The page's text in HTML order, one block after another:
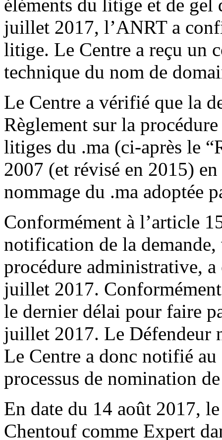
éléments du litige et de
juillet 2017, l’ANRT a
litige. Le Centre a reçu un
technique du nom de
Le Centre a vérifié que la
Règlement sur la
litiges du .ma (ci-après le
2007 (et révisé en 2015)
nommage du .ma adoptée
Conformément à l’article
notification de la
procédure administrative, a
juillet 2017.
le dernier délai pour faire
juillet 2017. Le Défendeur
Le Centre a donc notifié
processus de nomination
En date du 14 août 2017,
Chentouf comme Expert